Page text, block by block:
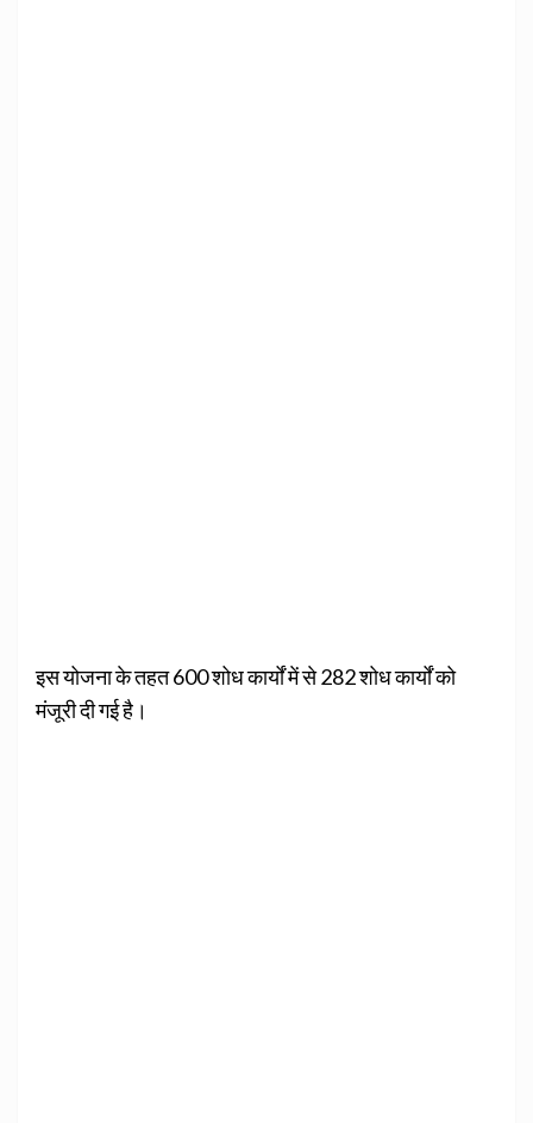
इस योजना के तहत 600 शोध कार्यों में से 282 शोध कार्यों को
मंजूरी दी गई है।